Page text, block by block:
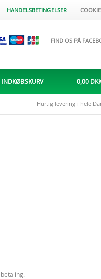
HANDELSBETINGELSER
FIND OS PÅ
INDKØBSKURV 0,00
Hurtig levering i hele